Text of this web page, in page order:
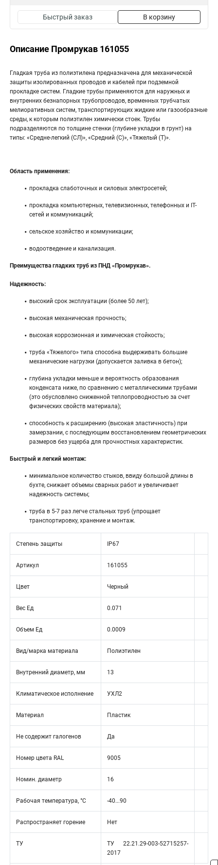
Быстрый заказ В корзину
Описание Промрукав 161055
Гладкая труба из полиэтилена предназначена для механической
защиты изолированных проводов и кабелей при подземной
прокладке систем. Гладкие трубы применяются для наружных и
внутренних безнапорных трубопроводов, временных трубчатых
мелиоративных систем, транспортирующих жидкие или газообразные
среды, к которым полиэтилен химически стоек. Трубы
подразделяются по толщине стенки (глубине укладки в грунт) на
типы: «Средне-легкий (СЛ)», «Средний (С)», «Тяжелый (Т)».
Область применения:
прокладка слаботочных и силовых электросетей;
прокладка компьютерных, телевизионных, телефонных и IT-
сетей и коммуникаций;
сельское хозяйство и коммуникации;
водоотведение и канализация.
Преимущества гладких труб из ПНД «Промрукав».
Надежность:
высокий срок эксплуатации (более 50 лет);
высокая механическая прочность;
высокая коррозионная и химическая стойкость;
труба «Тяжелого» типа способна выдерживать большие
механические нагрузки (допускается заливка в бетон);
глубина укладки меньше и вероятность образования
конденсата ниже, по сравнению с металлическими трубами
(это обусловлено сниженной теплопроводностью за счет
физических свойств материала);
способность к расширению (высокая эластичность) при
замерзании, с последующим восстановлением геометрических
размеров без ущерба для прочностных характеристик.
Быстрый и легкий монтаж:
минимальное количество стыков, ввиду большой длины в
бухте, снижает объемы сварных работ и увеличивает
надежность системы;
труба в 5-7 раз легче стальных труб (упрощает
транспортировку, хранение и монтаж.
Степень защиты IP67
Артикул 161055
Цвет Черный
Вес Ед 0.071
Объем Ед 0.0009
Вид/марка материала Полиэтилен
Внутренний диаметр, мм 13
Климатическое исполнение УХЛ2
Материал Пластик
Не содержит галогенов Да
Номер цвета RAL 9005
Номин. диаметр 16
Рабочая температура, °C -40...90
Распространяет горение Нет
ТУ
ТУ 22.21.29-003-52715257-
2017